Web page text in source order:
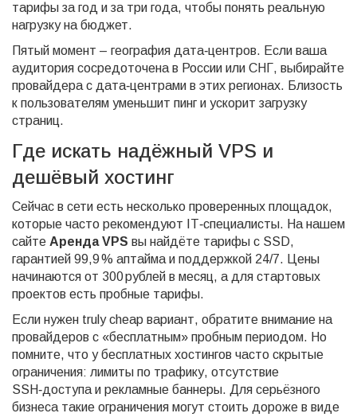
тарифы за год и за три года, чтобы понять реальную
нагрузку на бюджет.
Пятый момент – география дата‑центров. Если ваша
аудитория сосредоточена в России или СНГ, выбирайте
провайдера с дата‑центрами в этих регионах. Близость
к пользователям уменьшит пинг и ускорит загрузку
страниц.
Где искать надёжный VPS и
дешёвый хостинг
Сейчас в сети есть несколько проверенных площадок,
которые часто рекомендуют IT‑специалисты. На нашем
сайте Аренда VPS вы найдёте тарифы с SSD,
гарантией 99,9 % аптайма и поддержкой 24/7. Цены
начинаются от 300 рублей в месяц, а для стартовых
проектов есть пробные тарифы.
Если нужен truly cheap вариант, обратите внимание на
провайдеров с «бесплатным» пробным периодом. Но
помните, что у бесплатных хостингов часто скрытые
ограничения: лимиты по трафику, отсутствие
SSH‑доступа и рекламные баннеры. Для серьёзного
бизнеса такие ограничения могут стоить дороже в виде